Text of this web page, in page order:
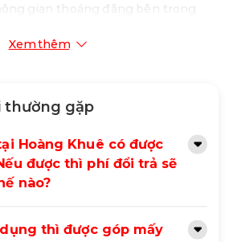
gian thoáng đãng bên trong
Cho phép bạn lắp đặt hệ
nước AIO, mang lại hiệu quả làm
linh hoạt
nhu cầu.
Xem thêm
thường gặp
Hoàng Khuê có được
được thì phí đổi trả sẽ
nào?
thì được góp mấy